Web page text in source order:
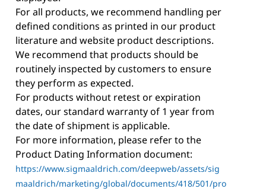
For all products, we recommend handling per
defined conditions as printed in our product
literature and website product descriptions.
We recommend that products should be
routinely inspected by customers to ensure
they perform as expected.
For products without retest or expiration
dates, our standard warranty of 1 year from
the date of shipment is applicable.
For more information, please refer to the
Product Dating Information document:
https://www.sigmaaldrich.com/deepweb/assets/sig
maaldrich/marketing/global/documents/418/501/pro